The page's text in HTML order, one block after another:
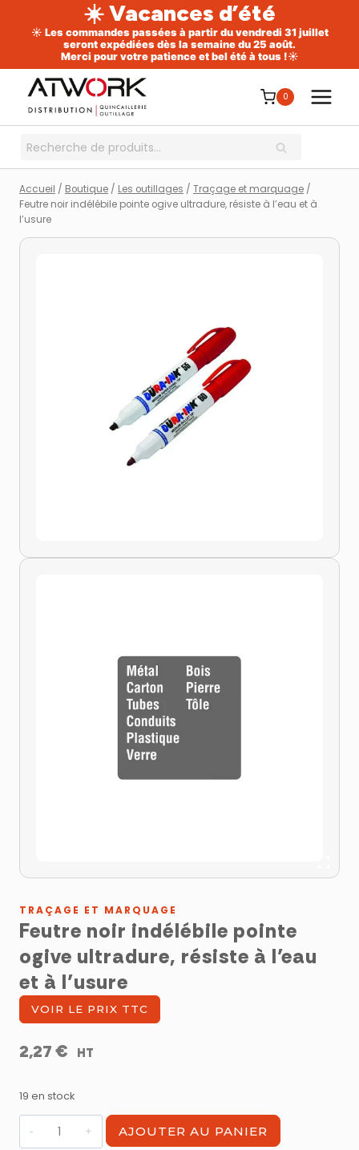
☀️ Vacances d’été
☀️ Les commandes passées à partir du vendredi 31 juillet
seront expédiées dès la semaine du 25 août.
Merci pour votre patience et bel été à tous !☀️
contenu
0
Recherche
RECHERCHE
Accueil / Boutique / Les outillages / Traçage et marquage /
Feutre noir indélébile pointe ogive ultradure, résiste à l’eau et à
l’usure
TRAÇAGE ET MARQUAGE
Feutre noir indélébile pointe
ogive ultradure, résiste à l’eau
et à l’usure
VOIR LE PRIX TTC
2,27 € HT
19 en stock
quantité
de
AJOUTER AU PANIER